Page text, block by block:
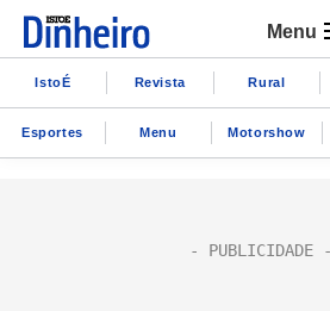
Menu
IstoÉ Revista Rural
Esportes Menu Motorshow